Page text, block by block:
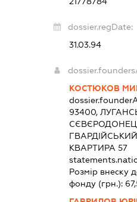
dossier.regDate:
31.03.94
КОСТЮКОВ
93400,
КВАРТИРА 57
Розмір внеску
фонду (грн.):